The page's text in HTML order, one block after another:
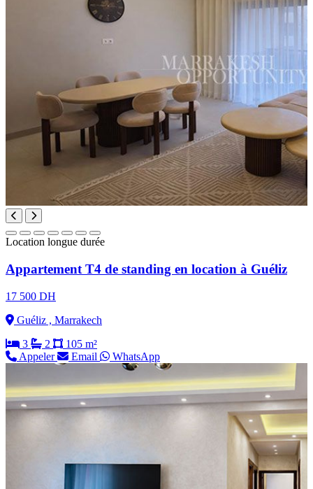
Location longue durée
Appartement T4 de standing en location à Guéliz
17 500 DH
Guéliz , Marrakech
3
2
105 m²
Appeler
Email WhatsApp